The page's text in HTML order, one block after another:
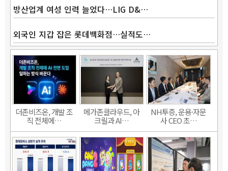
방산업계 여성 인력 늘었다…LIG D&…
외국인 지갑 잡은 롯데백화점…실적도…
더존비즈온, 개발 조
직 전체에…
메가존클라우드, 아
크릴과 AI…
NH투증, 운용·자문
사 CEO 초…